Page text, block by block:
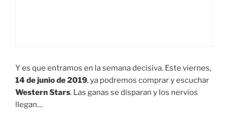
Y es que entramos en la semana decisiva. Este viernes,
14 de junio de 2019, ya podremos comprar y escuchar
Western Stars. Las ganas se disparan y los nervios
llegan…